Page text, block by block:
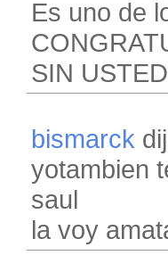
Es uno de
SIN
bismarck
yotambien
saul
la voy